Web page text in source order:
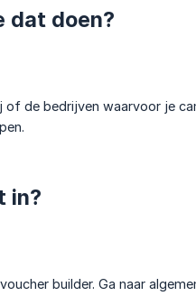
dat doen?
de bedrijven waarvoor je
in?
builder. Ga naar